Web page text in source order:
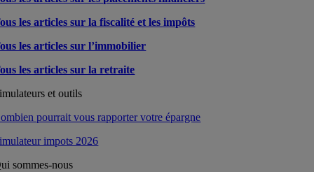
les articles sur la fiscalité et les impôts
les articles sur l’immobilier
les articles sur la retraite
et outils
pourrait vous rapporter votre épargne
impots 2026
sommes-nous